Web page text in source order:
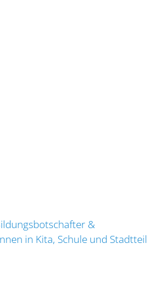
&
in Kita, Schule und Stadtteil